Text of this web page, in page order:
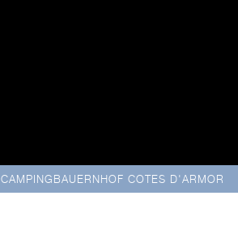
CAMPINGBAUERNHOF COTES D'ARMOR